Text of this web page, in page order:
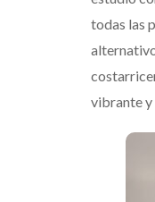
todas las
vibrante